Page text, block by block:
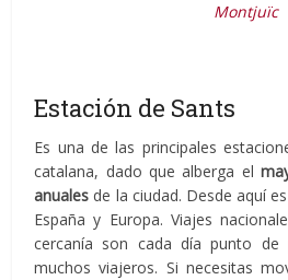
Montjuïc
Estación de Sants
Es una de las principales
catalana, dado que alberga el
anuales de la ciudad. Desde aquí
España y Europa. Viajes
cercanía son cada día punto de
muchos viajeros. Si necesitas